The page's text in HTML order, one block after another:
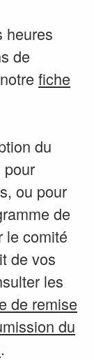
heures
de
fiche
du
pour
ou pour
de
le comité
de vos
les
de remise
du
.